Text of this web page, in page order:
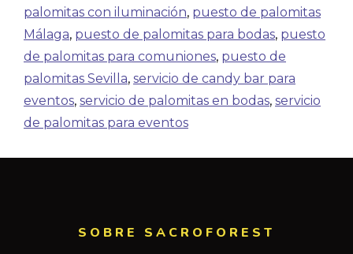
palomitas con iluminación, puesto de palomitas
Málaga, puesto de palomitas para bodas, puesto
de palomitas para comuniones, puesto de
palomitas Sevilla, servicio de candy bar para
eventos, servicio de palomitas en bodas, servicio
de palomitas para eventos
SOBRE SACROFOREST